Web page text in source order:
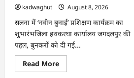
kadwaghut
August 8, 2026
सलना में ‘नवीन बुनाई’ प्रशिक्षण कार्यक्रम का
शुभारंभजिला हथकरघा कार्यालय जगदलपुर की
पहल, बुनकरों को दी गई...
Read MoreRead
more